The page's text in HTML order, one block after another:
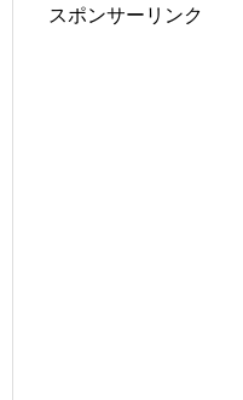
スポンサーリンク